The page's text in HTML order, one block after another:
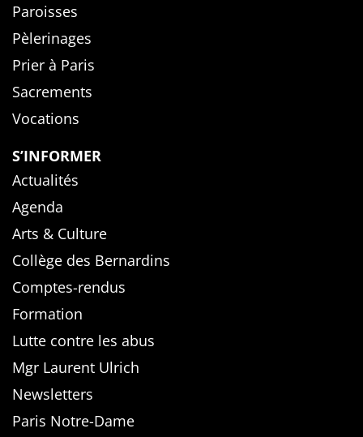
Paroisses
Pèlerinages
Prier à Paris
Sacrements
Vocations
S’INFORMER
Actualités
Agenda
Arts & Culture
Collège des Bernardins
Comptes-rendus
Formation
Lutte contre les abus
Mgr Laurent Ulrich
Newsletters
Paris Notre-Dame